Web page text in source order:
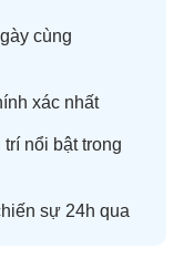
cùng
xác nhất
trí nổi bật trong
sự 24h qua